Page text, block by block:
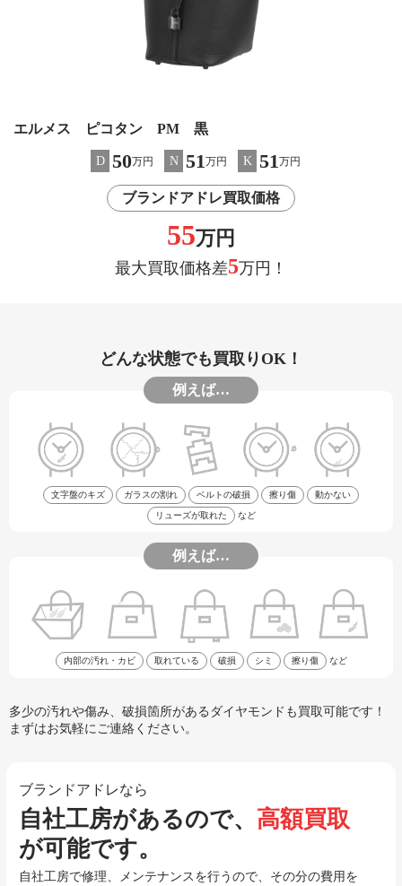
エルメス ピコタン PM 黒
D 50万円 N 51 万円 K 51 万円
ブランドアドレ買取価格
55万円
最大買取価格差5万円！
どんな状態でも買取りOK！
例えば…
文字盤のキズ ガラスの割れ ベルトの破損 擦り傷 動かない
リューズが取れた など
例えば…
内部の汚れ・カビ 取れている 破損 シミ 擦り傷 など
多少の汚れや傷み、破損箇所があるダイヤモンドも買取可能です！
まずはお気軽にご連絡ください。
ブランドアドレなら
自社工房があるので、 高額買取
が可能です。
自社工房で修理、メンテナンスを行うので、その分の費用を